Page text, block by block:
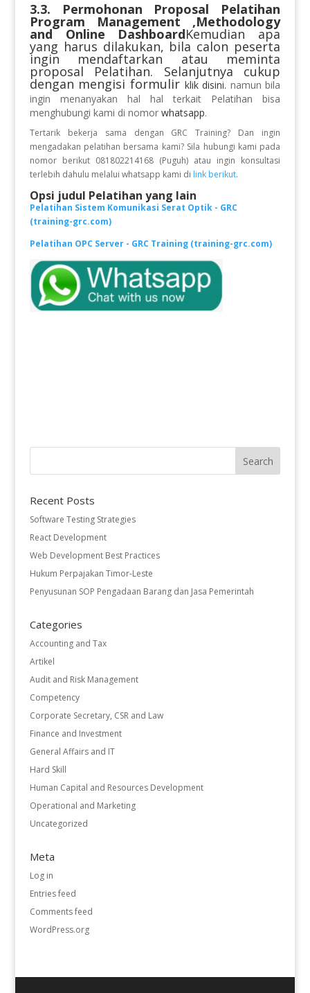
3.3. Permohonan Proposal Pelatihan
Program Management ,Methodology
and Online DashboardKemudian apa
yang harus dilakukan, bila calon peserta
ingin mendaftarkan atau meminta
proposal Pelatihan. Selanjutnya cukup
dengan mengisi formulir klik disini. namun bila
ingin menanyakan hal hal terkait Pelatihan bisa
menghubungi kami di nomorwhatsapp.
Tertarik bekerja sama dengan GRC Training? Dan ingin
mengadakan pelatihan bersama kami? Sila hubungi kami pada
nomor berikut 081802214168 (Puguh) atau ingin konsultasi
terlebih dahulu melalui whatsapp kami di link berikut.
Opsi judul Pelatihan yang lain
Pelatihan Sistem Komunikasi Serat Optik - GRC
(training-grc.com)
Pelatihan OPC Server - GRC Training (training-grc.com)
Recent Posts
Software Testing Strategies
React Development
Web Development Best Practices
Hukum Perpajakan Timor-Leste
Penyusunan SOP Pengadaan Barang dan Jasa Pemerintah
Categories
Accounting and Tax
Artikel
Audit and Risk Management
Competency
Corporate Secretary, CSR and Law
Finance and Investment
General Affairs and IT
Hard Skill
Human Capital and Resources Development
Operational and Marketing
Uncategorized
Meta
Log in
Entries feed
Comments feed
WordPress.org